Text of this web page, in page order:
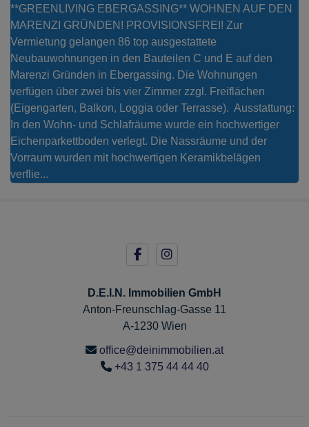
**GREENLIVING EBERGASSING** WOHNEN AUF DEN
MARENZI GRÜNDEN! PROVISIONSFREI! Zur
Vermietung gelangen 86 top ausgestattete
Neubauwohnungen in den Bauteilen C und E auf den
Marenzi Gründen in Ebergassing. Die Wohnungen
verfügen über zwei bis vier Zimmer zzgl. Freiflächen
(Eigengarten, Balkon, Loggia oder Terrasse). Ausstattung:
In den Wohn- und Schlafräume wurde ein hochwertiger
Eichenparkettboden verlegt. Die Nassräume und der
Vorraum wurden mit hochwertigen Keramikbelägen
verflie...
D.E.I.N. Immobilien GmbH
Anton-Freunschlag-Gasse 11
A-1230 Wien
office@deinimmobilien.at
+43 1 375 44 44 40